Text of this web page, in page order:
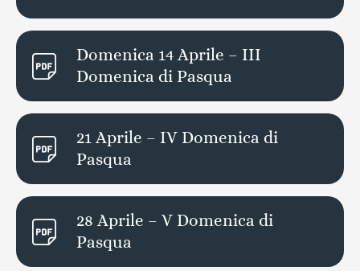
Domenica 14 Aprile – III
Domenica di Pasqua
21 Aprile – IV Domenica di
Pasqua
28 Aprile – V Domenica di
Pasqua